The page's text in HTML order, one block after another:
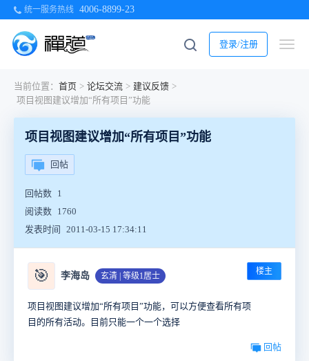
统一服务热线 4006-8899-23
登录/注册
当前位置： 首页 > 论坛交流 > 建议反馈 >
项目视图建议增加“所有项目”功能
项目视图建议增加“所有项目”功能
回帖
回帖数 1
阅读数 1760
发表时间
2011-03-15 17:34:11
🎯 李海岛 玄清 | 等级1居士 楼主
项目视图建议增加“所有项目”功能，可以方便查看所有项
目的所有活动。目前只能一个一个选择
回帖